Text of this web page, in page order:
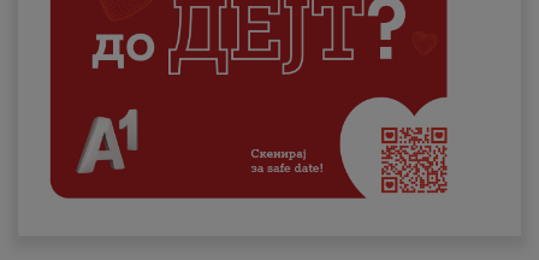
Деловни
Поддршка
Надополни кредит
Плати сметка